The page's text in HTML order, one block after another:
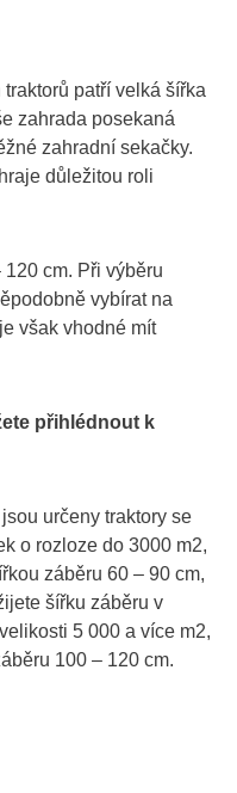
patří velká šířka
zahrada posekaná
zahradní sekačky.
důležitou roli
cm. Při výběru
vybírat na
však vhodné mít
přihlédnout k
určeny traktory se
o rozloze do 3000 m2,
záběru 60 – 90 cm,
šířku záběru v
5 000 a více m2,
100 – 120 cm.